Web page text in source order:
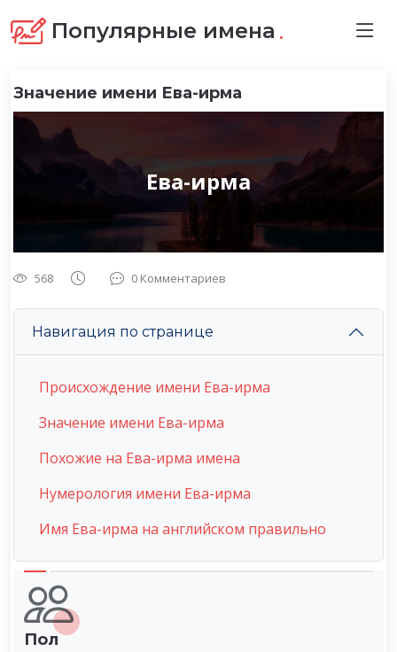
Популярные имена .
Значение имени Ева-ирма
Ева-ирма
568 0 Комментариев
Навигация по странице
Происхождение имени Ева-ирма
Значение имени Ева-ирма
Похожие на Ева-ирма имена
Нумерология имени Ева-ирма
Имя Ева-ирма на английском правильно
Пол